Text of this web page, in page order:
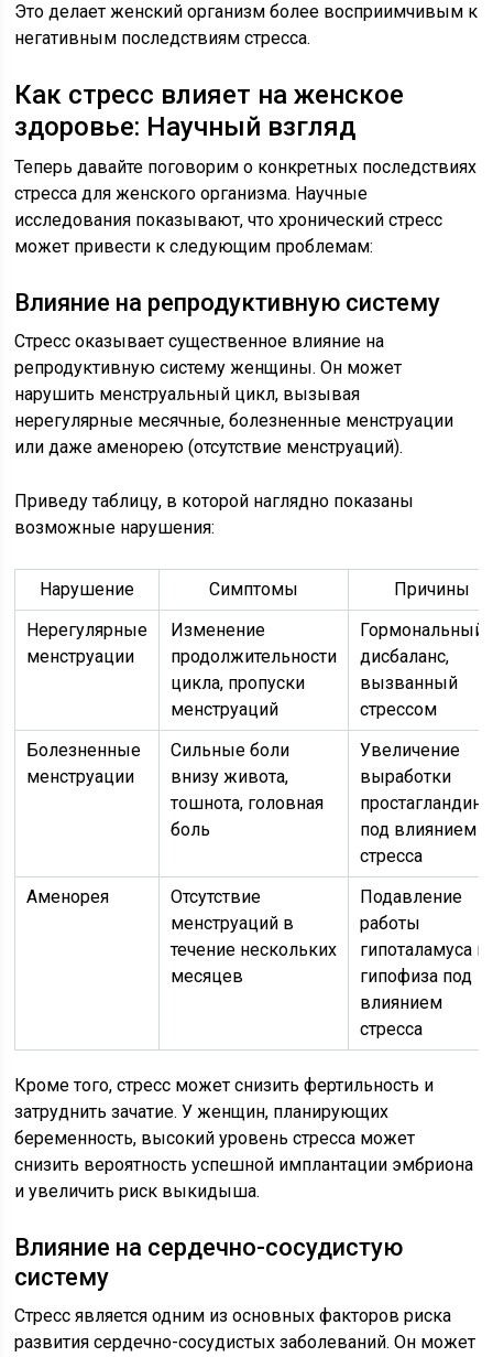
Это делает женский организм более восприимчивым к
негативным последствиям стресса.
Как стресс влияет на женское
здоровье: Научный взгляд
Теперь давайте поговорим о конкретных последствиях
стресса для женского организма. Научные
исследования показывают, что хронический стресс
может привести к следующим проблемам:
Влияние на репродуктивную систему
Стресс оказывает существенное влияние на
репродуктивную систему женщины. Он может
нарушить менструальный цикл, вызывая
нерегулярные месячные, болезненные менструации
или даже аменорею (отсутствие менструаций).
Приведу таблицу, в которой наглядно показаны
возможные нарушения:
Нарушение Симптомы
Причины
Нерегулярные
менструации
Изменение
продолжительности
цикла, пропуски
менструаций
Гормональный
дисбаланс,
вызванный
стрессом
Болезненные
менструации
Сильные боли
внизу живота,
тошнота, головная
боль
Увеличение
выработки
под влиянием
стресса
Аменорея
Отсутствие
менструаций в
течение нескольких
месяцев
Подавление
работы
гипоталамуса и
гипофиза под
влиянием
стресса
Кроме того, стресс может снизить фертильность и
затруднить зачатие. У женщин, планирующих
беременность, высокий уровень стресса может
снизить вероятность успешной имплантации эмбриона
и увеличить риск выкидыша.
Влияние на сердечно-сосудистую
систему
Стресс является одним из основных факторов риска
развития сердечно-сосудистых заболеваний. Он может